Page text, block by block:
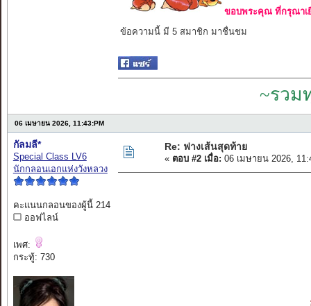
ขอบพระคุณ ที่กรุณาเ
ข้อความนี้ มี 5 สมาชิก มาชื่นชม
~รวม
06 เมษายน 2026, 11:43:PM
กัลมลี*
Special Class LV6
นักกลอนเอกแห่งวังหลวง
คะแนนกลอนของผู้นี้ 214
ออฟไลน์
เพศ:
กระทู้: 730
Re: ฟางเส้นสุดท้าย
« ตอบ #2 เมื่อ: 06 เมษายน 2026,